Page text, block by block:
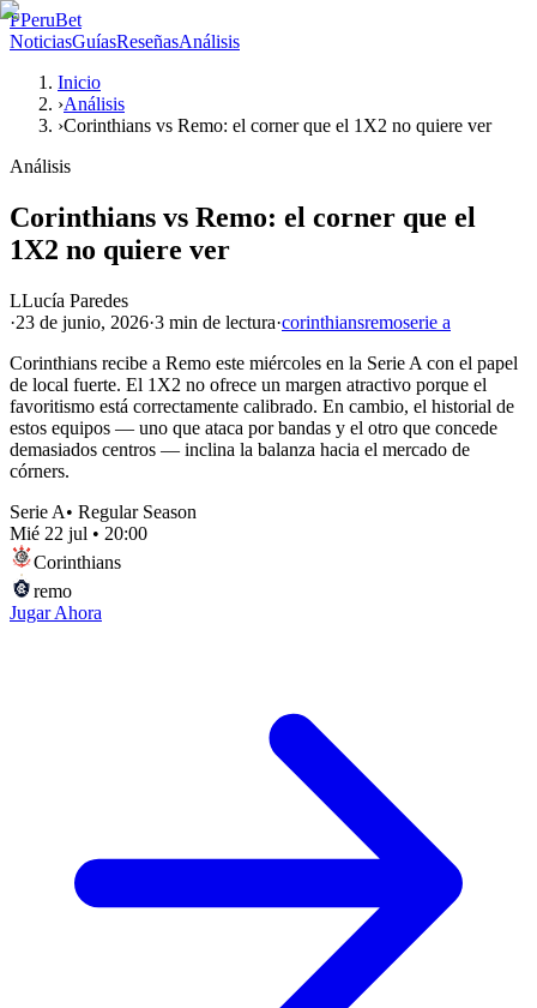
PPeruBet
NoticiasGuíasReseñasAnálisis
Inicio
›Análisis
›Corinthians vs Remo: el corner que el 1X2 no quiere ver
Análisis
Corinthians vs Remo: el corner que el
1X2 no quiere ver
LLucía Paredes
·23 de junio, 2026·3 min de lectura·corinthiansremoserie a
Corinthians recibe a Remo este miércoles en la Serie A con el papel
de local fuerte. El 1X2 no ofrece un margen atractivo porque el
favoritismo está correctamente calibrado. En cambio, el historial de
estos equipos — uno que ataca por bandas y el otro que concede
demasiados centros — inclina la balanza hacia el mercado de
córners.
Serie A• Regular Season
Mié 22 jul • 20:00
Corinthians
remo
Jugar Ahora